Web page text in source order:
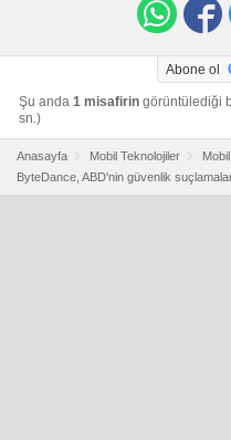
Abone ol
Şu anda 1 misafirin görüntülediği
sn.)
Anasayfa Mobil Teknolojiler
ByteDance, ABD'nin güvenlik